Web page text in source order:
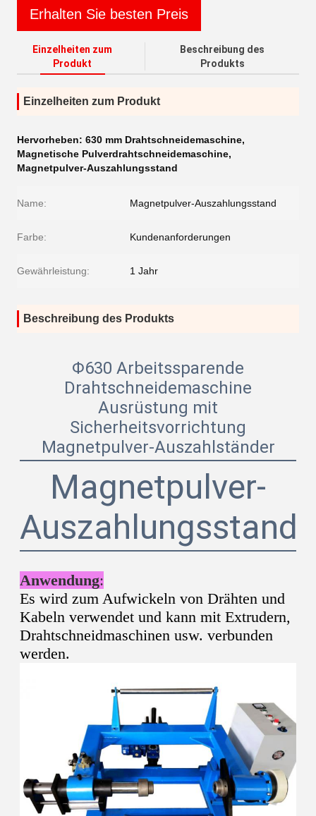
Erhalten Sie besten Preis
Einzelheiten zum
Produkt
Beschreibung des
Produkts
Einzelheiten zum Produkt
Hervorheben: 630 mm Drahtschneidemaschine,
Magnetische Pulverdrahtschneidemaschine,
Magnetpulver-Auszahlungsstand
Name: Magnetpulver-Auszahlungsstand
Farbe: Kundenanforderungen
Gewährleistung: 1 Jahr
Beschreibung des Produkts
Φ630 Arbeitssparende
Drahtschneidemaschine
Ausrüstung mit
Sicherheitsvorrichtung
Magnetpulver-Auszahlständer
Magnetpulver-
Auszahlungsstand
Anwendung:
Es wird zum Aufwickeln von Drähten und
Kabeln verwendet und kann mit Extrudern,
Drahtschneidmaschinen usw. verbunden
werden.